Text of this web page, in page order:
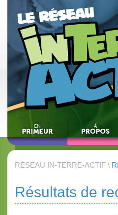
RÉSEAU IN-TERRE-ACTIF \
Résultats de